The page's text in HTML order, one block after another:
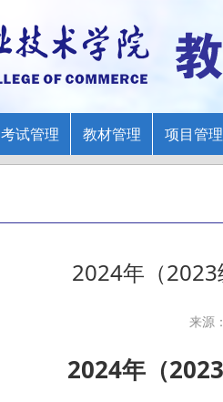
考试管理 教材管理 项目管理
2024年（
来源
2024年（